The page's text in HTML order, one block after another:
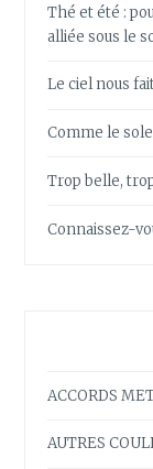
Thé et été :
alliée sous le
Le ciel nous
Comme le
Trop belle,
Connaissez-
ACCORDS
AUTRES